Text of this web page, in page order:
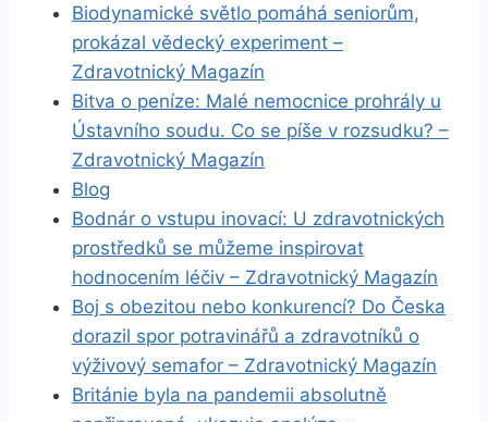
Biodynamické světlo pomáhá seniorům,
prokázal vědecký experiment –
Zdravotnický Magazín
Bitva o peníze: Malé nemocnice prohrály u
Ústavního soudu. Co se píše v rozsudku? –
Zdravotnický Magazín
Blog
Bodnár o vstupu inovací: U zdravotnických
prostředků se můžeme inspirovat
hodnocením léčiv – Zdravotnický Magazín
Boj s obezitou nebo konkurencí? Do Česka
dorazil spor potravinářů a zdravotníků o
výživový semafor – Zdravotnický Magazín
Británie byla na pandemii absolutně